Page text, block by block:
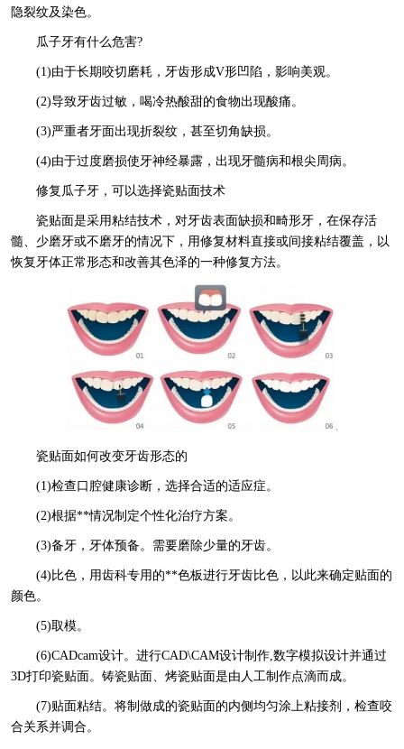
隐裂纹及染色。
瓜子牙有什么危害?
(1)由于长期咬切磨耗，牙齿形成V形凹陷，影响美观。
(2)导致牙齿过敏，喝冷热酸甜的食物出现酸痛。
(3)严重者牙面出现折裂纹，甚至切角缺损。
(4)由于过度磨损使牙神经暴露，出现牙髓病和根尖周病。
修复瓜子牙，可以选择瓷贴面技术
瓷贴面是采用粘结技术，对牙齿表面缺损和畸形牙，在保存活
髓、少磨牙或不磨牙的情况下，用修复材料直接或间接粘结覆盖，以
恢复牙体正常形态和改善其色泽的一种修复方法。
瓷贴面如何改变牙齿形态的
(1)检查口腔健康诊断，选择合适的适应症。
(2)根据**情况制定个性化治疗方案。
(3)备牙，牙体预备。需要磨除少量的牙齿。
(4)比色，用齿科专用的**色板进行牙齿比色，以此来确定贴面的
颜色。
(5)取模。
(6)CADcam设计。进行CAD\CAM设计制作,数字模拟设计并通过
3D打印瓷贴面。铸瓷贴面、烤瓷贴面是由人工制作点滴而成。
(7)贴面粘结。将制做成的瓷贴面的内侧均匀涂上粘接剂，检查咬
合关系并调合。